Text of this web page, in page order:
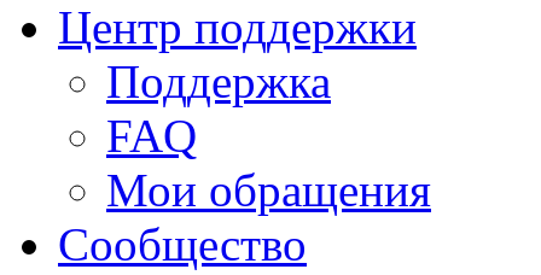
Центр поддержки
Поддержка
FAQ
Мои обращения
Сообщество